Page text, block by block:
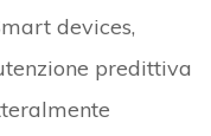
devices,
predittiva